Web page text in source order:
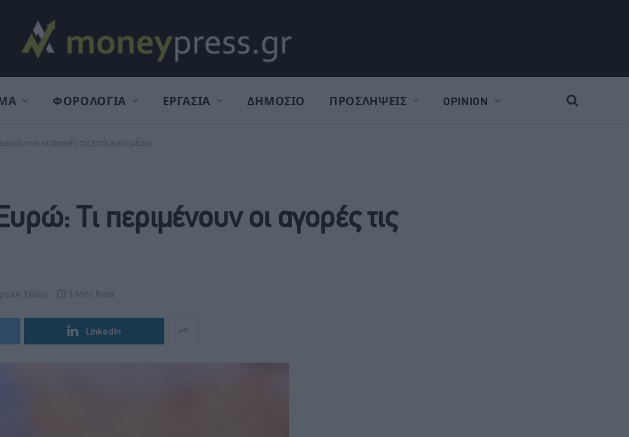
ΦΟΡΟΛΟΓΙΑ ΕΡΓΑΣΙΑ ΔΗΜΟΣΙΟ ΠΡΟΣΛΗΨΕΙΣ OPINION
οι αγορές τις επόμενες μέρες
Τι περιμένουν οι αγορές τις
Σχόλια 3 Mins Read
LinkedIn